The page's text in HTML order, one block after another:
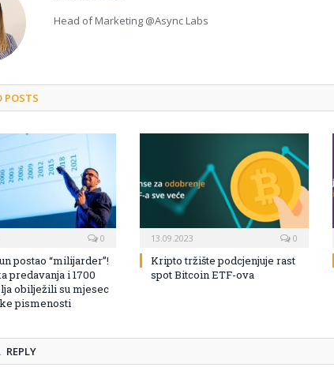
Head of Marketing @Async Labs
POSTS
0
postao “milijarder”!
predavanja i 1700
obilježili su mjesec
pismenosti
13.09.2023 0
Kripto tržište podcjenjuje rast
spot Bitcoin ETF-ova
REPLY